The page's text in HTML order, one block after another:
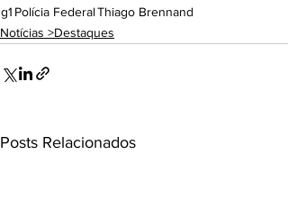
g1 Polícia FederalThiago Brennand
Notícias >Destaques
Posts Relacionados